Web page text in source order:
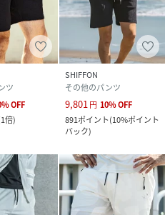
ツ
%OFF
1倍)
SHIFFON
その他のパンツ
9,801円 10%OFF
891ポイント(10%ポイント
バック)